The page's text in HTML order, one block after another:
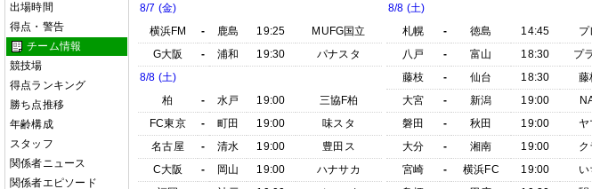
出場時間
得点・警告
チーム情報
競技場
得点ランキング
勝ち点推移
年齢構成
スタッフ
関係者ニュース
関係者エピソード
8/7 (金)
横浜FM
- 鹿島 19:25
MUFG国立
G大阪
- 浦和 19:30
パナスタ
8/8 (土)
柏
- 水戸 19:00
三協F柏
FC東京
- 町田 19:00
味スタ
名古屋
- 清水 19:00
豊田ス
C大阪
- 岡山 19:00
ハナサカ
8/8 (土)
札幌
- 徳島 14:45
プ
八戸
- 富山 18:30
プ
藤枝
- 仙台 18:30
藤
大宮
- 新潟 19:00
磐田
- 秋田 19:00
大分
- 湘南 19:00
ク
宮崎
- 横浜FC 19:00